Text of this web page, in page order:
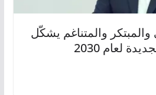
والمتناغم يشكّل
لعام 2030